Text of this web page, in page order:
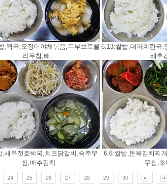
,떡국,오징어야채볶음,두부브로콜
리무침,배..
6.13:쌀밥,대파계란국,
배추
,새우젓호박국,치즈닭갈비,숙주무
침,배추김치
6.6:쌀밥,돈육김치찌
무침,조
24 25 26 27 28 29 30